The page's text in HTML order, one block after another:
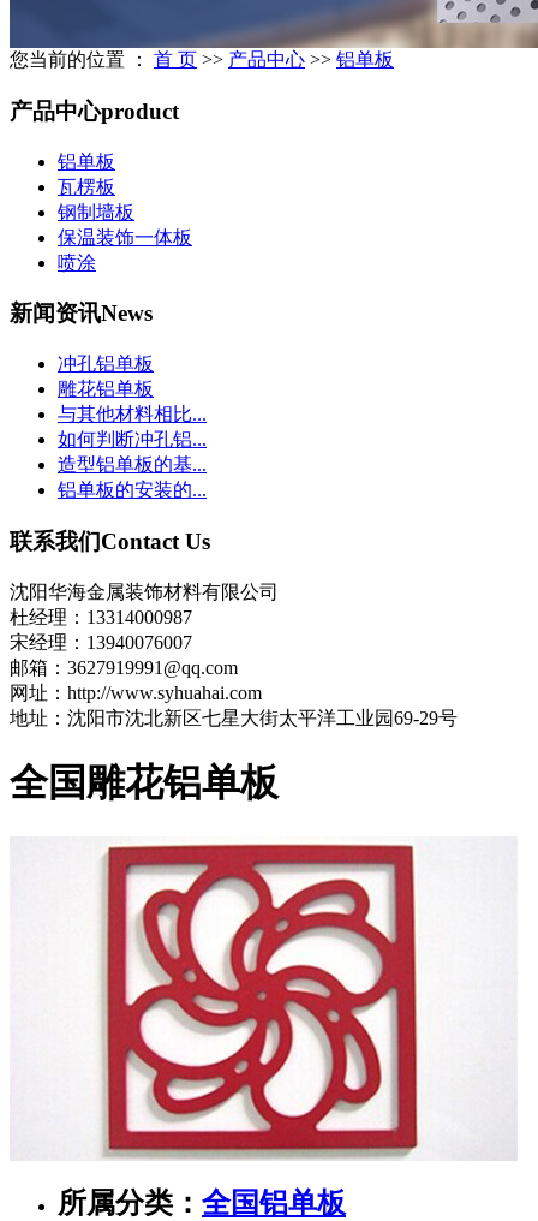
您当前的位置 ： 首 页 >> 产品中心 >> 铝单板
产品中心product
铝单板
瓦楞板
钢制墙板
保温装饰一体板
喷涂
新闻资讯News
冲孔铝单板
雕花铝单板
与其他材料相比...
如何判断冲孔铝...
造型铝单板的基...
铝单板的安装的...
联系我们Contact Us
沈阳华海金属装饰材料有限公司
杜经理：13314000987
宋经理：13940076007
邮箱：3627919991@qq.com
网址：http://www.syhuahai.com
地址：沈阳市沈北新区七星大街太平洋工业园69-29号
全国雕花铝单板
所属分类： 全国铝单板